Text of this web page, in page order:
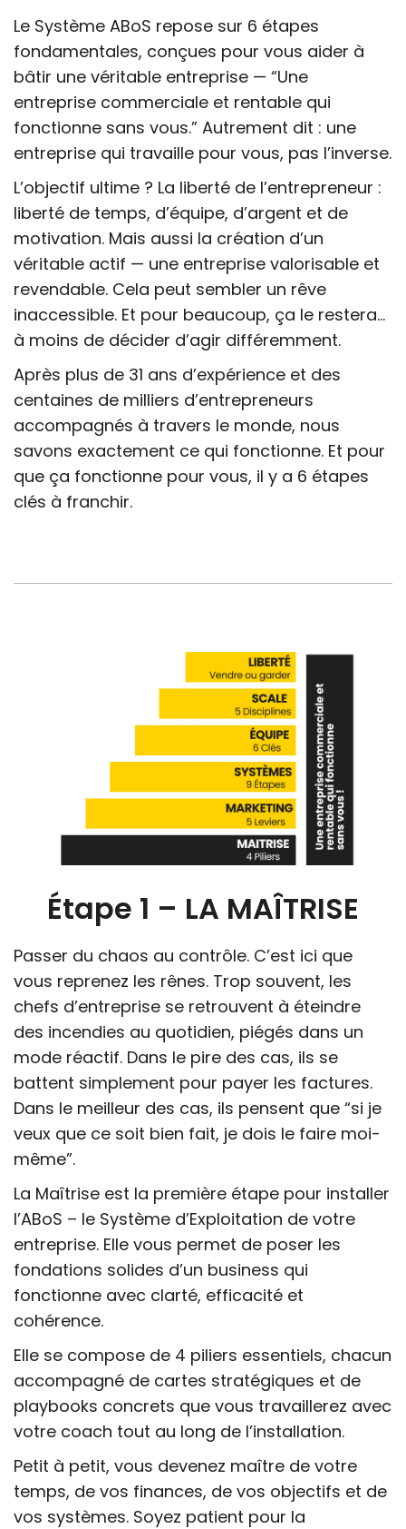
Le Système ABoS repose sur 6 étapes
fondamentales, conçues pour vous aider à
bâtir une véritable entreprise — “Une
entreprise commerciale et rentable qui
fonctionne sans vous.” Autrement dit : une
entreprise qui travaille pour vous, pas l’inverse.
L’objectif ultime ? La liberté de l’entrepreneur :
liberté de temps, d’équipe, d’argent et de
motivation. Mais aussi la création d’un
véritable actif — une entreprise valorisable et
revendable. Cela peut sembler un rêve
inaccessible. Et pour beaucoup, ça le restera…
à moins de décider d’agir différemment.
Après plus de 31 ans d’expérience et des
centaines de milliers d’entrepreneurs
accompagnés à travers le monde, nous
savons exactement ce qui fonctionne. Et pour
que ça fonctionne pour vous, il y a 6 étapes
clés à franchir.
Étape 1 – LA MAÎTRISE
Passer du chaos au contrôle. C’est ici que
vous reprenez les rênes. Trop souvent, les
chefs d’entreprise se retrouvent à éteindre
des incendies au quotidien, piégés dans un
mode réactif. Dans le pire des cas, ils se
battent simplement pour payer les factures.
Dans le meilleur des cas, ils pensent que “si je
veux que ce soit bien fait, je dois le faire moi-
même”.
La Maîtrise est la première étape pour installer
l’ABoS – le Système d’Exploitation de votre
entreprise. Elle vous permet de poser les
fondations solides d’un business qui
fonctionne avec clarté, efficacité et
cohérence.
Elle se compose de 4 piliers essentiels, chacun
accompagné de cartes stratégiques et de
playbooks concrets que vous travaillerez avec
votre coach tout au long de l’installation.
Petit à petit, vous devenez maître de votre
temps, de vos finances, de vos objectifs et de
vos systèmes. Soyez patient pour la